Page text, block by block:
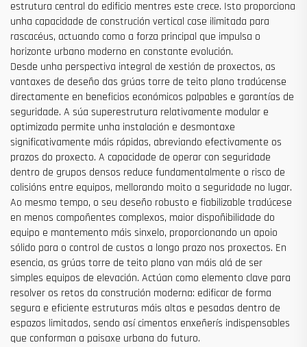
estrutura central do edificio mentres este crece. Isto proporciona
unha capacidade de construción vertical case ilimitada para
rascacéus, actuando como a forza principal que impulsa o
horizonte urbano moderno en constante evolución.
Desde unha perspectiva integral de xestión de proxectos, as
vantaxes de deseño das grúas torre de teito plano tradúcense
directamente en beneficios económicos palpables e garantías de
seguridade. A súa superestrutura relativamente modular e
optimizada permite unha instalación e desmontaxe
significativamente máis rápidas, abreviando efectivamente os
prazos do proxecto. A capacidade de operar con seguridade
dentro de grupos densos reduce fundamentalmente o risco de
colisións entre equipos, mellorando moito a seguridade no lugar.
Ao mesmo tempo, o seu deseño robusto e fiabilizable tradúcese
en menos compoñentes complexos, maior dispoñibilidade do
equipo e mantemento máis sinxelo, proporcionando un apoio
sólido para o control de custos a longo prazo nos proxectos. En
esencia, as grúas torre de teito plano van máis alá de ser
simples equipos de elevación. Actúan como elemento clave para
resolver os retos da construción moderna: edificar de forma
segura e eficiente estruturas máis altas e pesadas dentro de
espazos limitados, sendo así cimentos enxeñerís indispensables
que conforman a paisaxe urbana do futuro.